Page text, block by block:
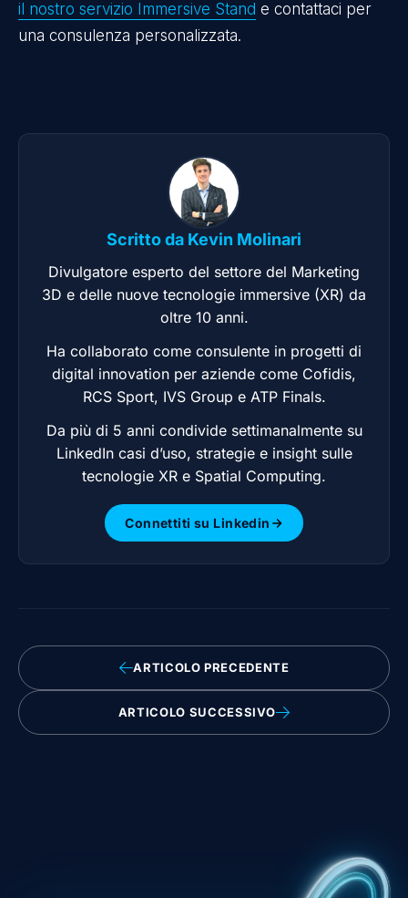
il nostro servizio Immersive Stand e contattaci per
una consulenza personalizzata.
Scritto da Kevin Molinari
Divulgatore esperto del settore del Marketing
3D e delle nuove tecnologie immersive (XR) da
oltre 10 anni.
Ha collaborato come consulente in progetti di
digital innovation per aziende come Cofidis,
RCS Sport, IVS Group e ATP Finals.
Da più di 5 anni condivide settimanalmente su
LinkedIn casi d’uso, strategie e insight sulle
tecnologie XR e Spatial Computing.
Connettiti su Linkedin
ARTICOLO PRECEDENTE
ARTICOLO SUCCESSIVO